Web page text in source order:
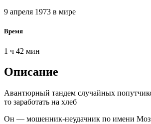
9 апреля 1973 в мире
Время
1 ч 42 мин
Описание
Авантюрный тандем случайных
то заработать на хлеб
Он — мошенник-неудачник по имени